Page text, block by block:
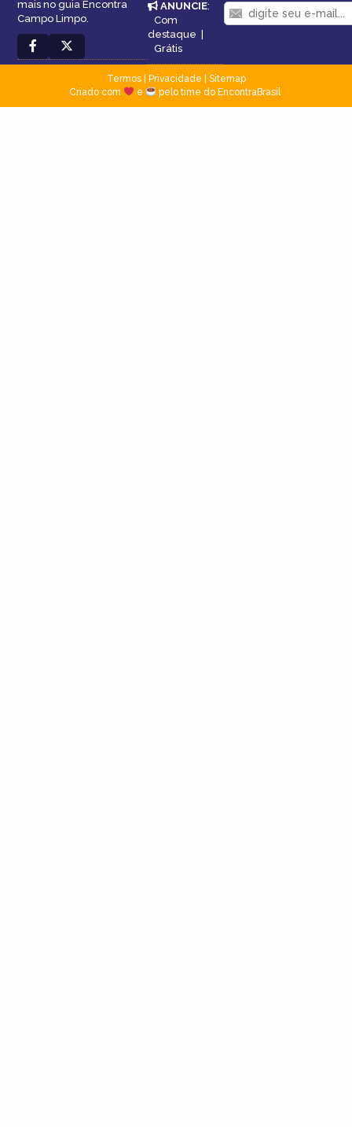
mais no guia Encontra
Campo Limpo.
ANUNCIE:
Com
destaque
Grátis
Termos| Privacidade
Sitemap
Criado com
e pelo time do EncontraBrasil